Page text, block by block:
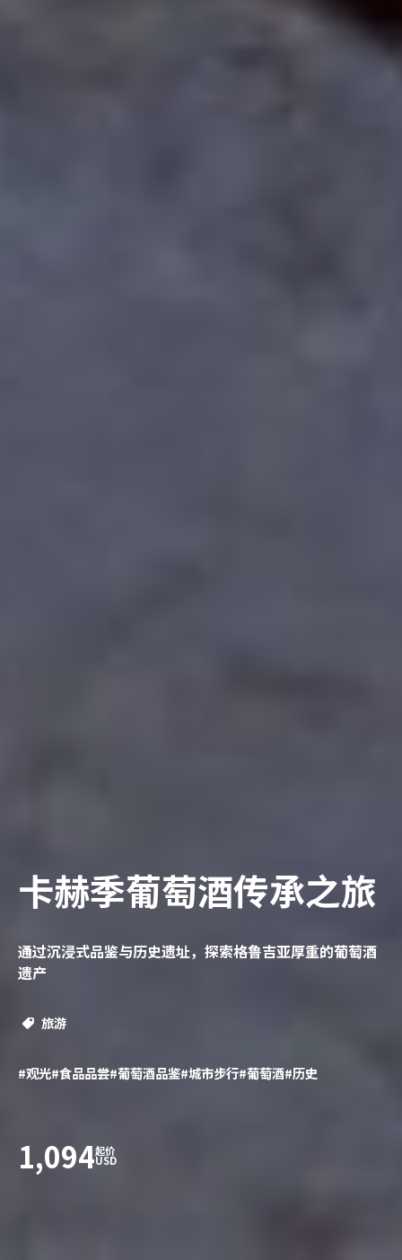
卡赫季葡萄酒传承之旅
通过沉浸式品鉴与历史遗址，探索格鲁吉亚厚重的葡萄酒
遗产
旅游
#观光#食品品尝#葡萄酒品鉴#城市步行#葡萄酒#历史
1,094起价
USD